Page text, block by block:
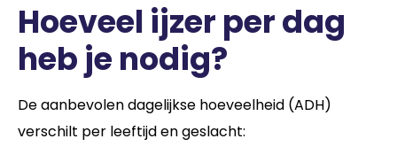
Hoeveel ijzer per dag
heb je nodig?
De aanbevolen dagelijkse hoeveelheid (ADH)
verschilt per leeftijd en geslacht: